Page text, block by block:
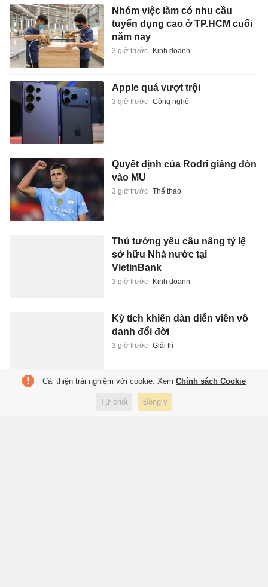
Nhóm việc làm có nhu cầu
tuyển dụng cao ở TP.HCM cuối
năm nay
3 giờ trước Kinh doanh
Apple quá vượt trội
3 giờ trước Công nghệ
Quyết định của Rodri giáng đòn
vào MU
3 giờ trước Thể thao
Thủ tướng yêu cầu nâng tỷ lệ
sở hữu Nhà nước tại
VietinBank
3 giờ trước Kinh doanh
Kỳ tích khiến dàn diễn viên vô
danh đổi đời
3 giờ trước Giải trí
Mưa lớn gây sạt lở nhiều tuyến
đường ở Lào Cai, ách tắc cục
Cải thiện trải nghiệm với cookie. Xem Chính sách Cookie
Từ chối Đồng ý